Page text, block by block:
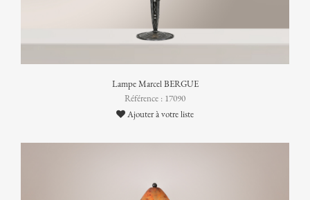
Lampe Marcel BERGUE
Référence : 17090
Ajouter à votre liste